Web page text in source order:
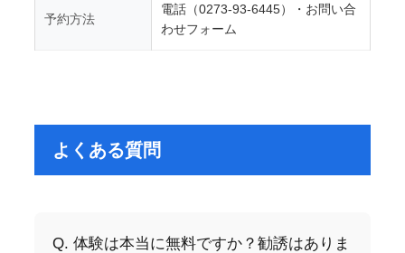
予約方法
電話（0273-93-6445）・お問い合
わせフォーム
よくある質問
Q. 体験は本当に無料ですか？勧誘はありま